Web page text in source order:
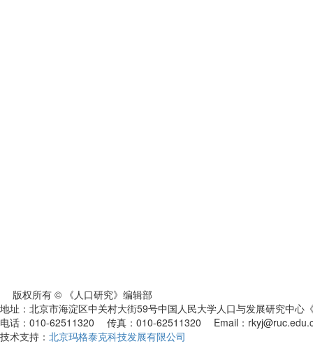
版权所有 © 《人口研究》编辑部
地址：北京市海淀区中关村大街59号中国人民大学人口与发展研究中
电话：010-62511320 传真：010-62511320 Email：
技术支持： 北京玛格泰克科技发展有限公司